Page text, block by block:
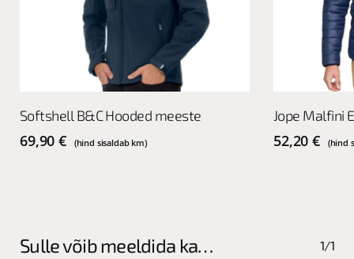
Vali
product
has
be
Softshell B&C Hooded meeste
69,90€ (hind sisaldab km)
product
has
Jope Malfini
52,20€ (hind
Sulle võib meeldida ka… 1/1